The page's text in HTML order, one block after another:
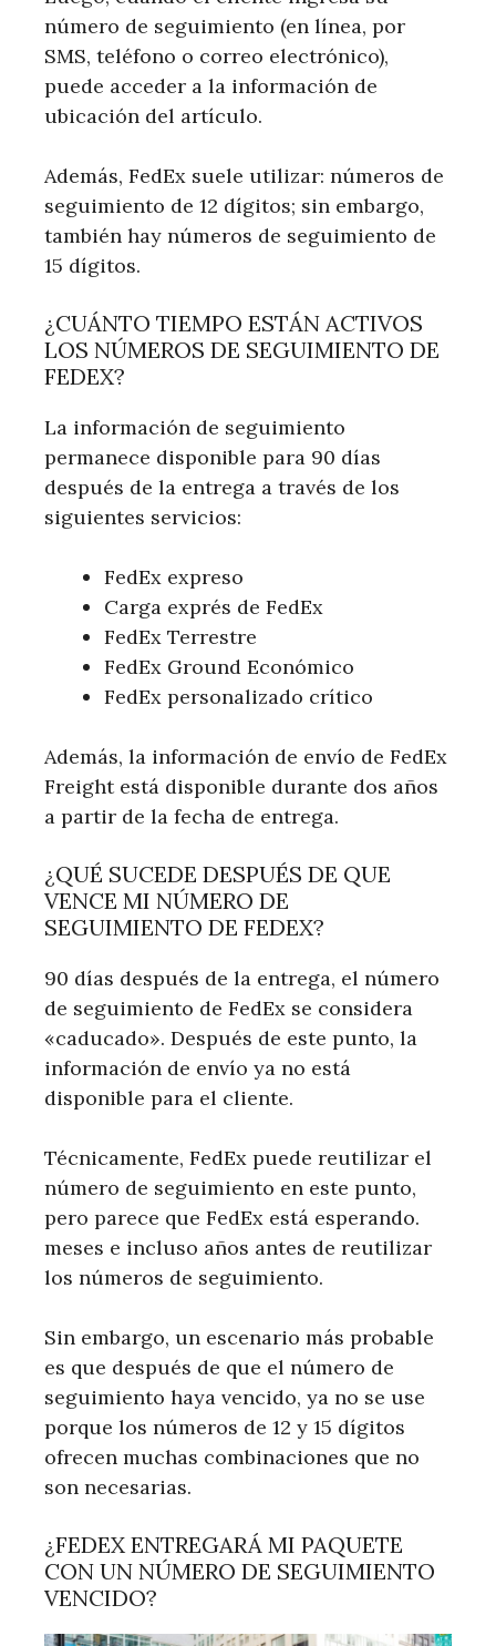
número de seguimiento (en línea, por
SMS, teléfono o correo electrónico),
puede acceder a la información de
ubicación del artículo.
Además, FedEx suele utilizar: números de
seguimiento de 12 dígitos; sin embargo,
también hay números de seguimiento de
15 dígitos.
¿CUÁNTO TIEMPO ESTÁN ACTIVOS
LOS NÚMEROS DE SEGUIMIENTO DE
FEDEX?
La información de seguimiento
permanece disponible para 90 días
después de la entrega a través de los
siguientes servicios:
FedEx expreso
Carga exprés de FedEx
FedEx Terrestre
FedEx Ground Económico
FedEx personalizado crítico
Además, la información de envío de FedEx
Freight está disponible durante dos años
a partir de la fecha de entrega.
¿QUÉ SUCEDE DESPUÉS DE QUE
VENCE MI NÚMERO DE
SEGUIMIENTO DE FEDEX?
90 días después de la entrega, el número
de seguimiento de FedEx se considera
«caducado». Después de este punto, la
información de envío ya no está
disponible para el cliente.
Técnicamente, FedEx puede reutilizar el
número de seguimiento en este punto,
pero parece que FedEx está esperando.
meses e incluso años antes de reutilizar
los números de seguimiento.
Sin embargo, un escenario más probable
es que después de que el número de
seguimiento haya vencido, ya no se use
porque los números de 12 y 15 dígitos
ofrecen muchas combinaciones que no
son necesarias.
¿FEDEX ENTREGARÁ MI PAQUETE
CON UN NÚMERO DE SEGUIMIENTO
VENCIDO?